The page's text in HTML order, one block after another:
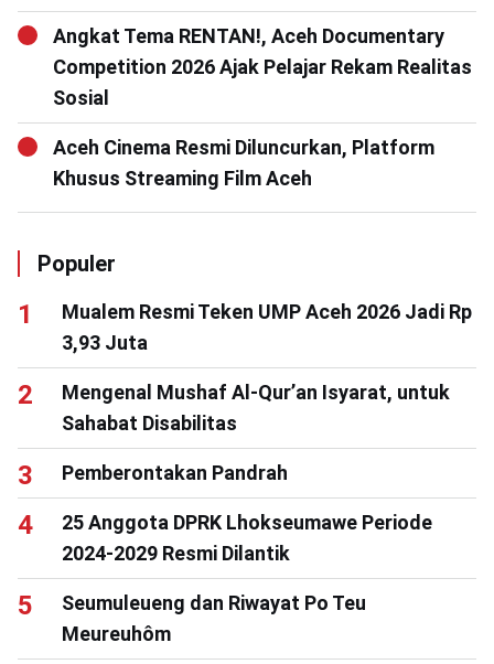
Angkat Tema RENTAN!, Aceh Documentary
Competition 2026 Ajak Pelajar Rekam Realitas
Sosial
Aceh Cinema Resmi Diluncurkan, Platform
Khusus Streaming Film Aceh
Populer
Mualem Resmi Teken UMP Aceh 2026 Jadi Rp
3,93 Juta
Mengenal Mushaf Al-Qur’an Isyarat, untuk
Sahabat Disabilitas
Pemberontakan Pandrah
25 Anggota DPRK Lhokseumawe Periode
2024-2029 Resmi Dilantik
Seumuleueng dan Riwayat Po Teu
Meureuhôm